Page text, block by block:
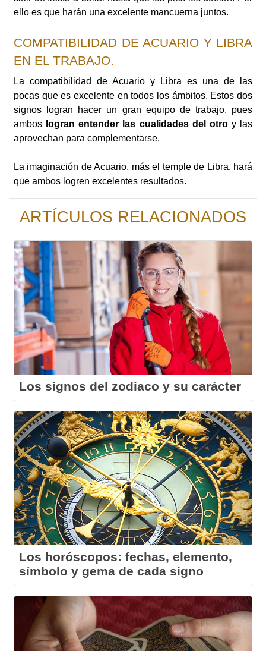
ello es que harán una excelente mancuerna juntos.
COMPATIBILIDAD DE ACUARIO Y LIBRA
EN EL TRABAJO.
La compatibilidad de Acuario y Libra es una de las
pocas que es excelente en todos los ámbitos. Estos dos
signos logran hacer un gran equipo de trabajo, pues
ambos logran entender las cualidades del otroy las
aprovechan para complementarse.
La imaginación de Acuario, más el temple de Libra, hará
que ambos logren excelentes resultados.
ARTÍCULOS RELACIONADOS
Los signos del zodiaco y su carácter
Los horóscopos: fechas, elemento,
símbolo y gema de cada signo